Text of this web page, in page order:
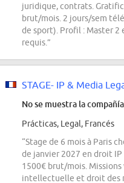
juridique, contrats.
brut/mois. 2 jours/sem
de sport). Profil : Master 2
requis.”
STAGE- IP & Media
No se muestra la compañía
Prácticas, Legal, Francés
“Stage de 6 mois à Paris
de janvier 2027 en droit
1500€ brut/mois.
intellectuelle et droit des